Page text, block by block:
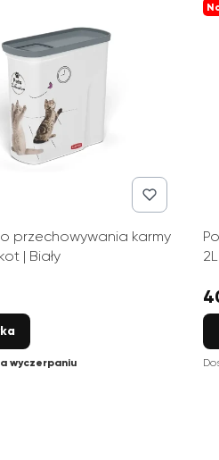
przechowywania karmy
| Biały
wyczerpaniu